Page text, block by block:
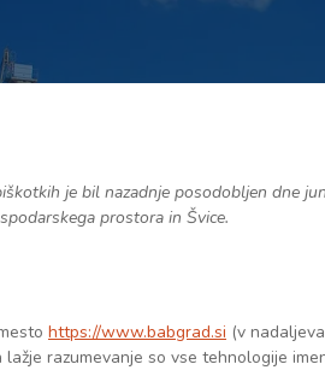
je bil nazadnje posodobljen dne
prostora in Švice.
https://www.babgrad.si (v
razumevanje so vse tehnologije